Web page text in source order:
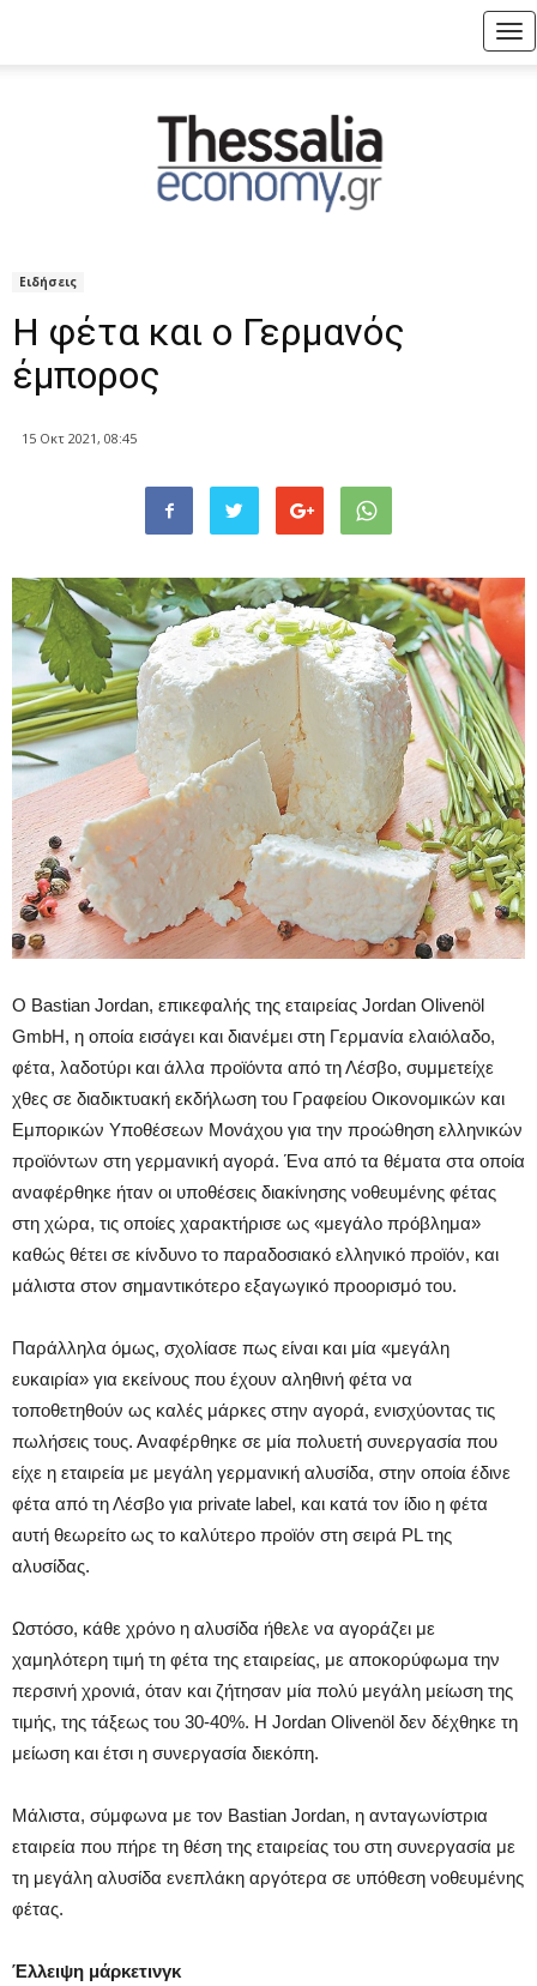
Ειδήσεις
Η φέτα και ο Γερμανός
έμπορος
15 Οκτ 2021, 08:45
Ο Bastian Jordan, επικεφαλής της εταιρείας Jordan Olivenöl
GmbH, η οποία εισάγει και διανέμει στη Γερμανία ελαιόλαδο,
φέτα, λαδοτύρι και άλλα προϊόντα από τη Λέσβο, συμμετείχε
χθες σε διαδικτυακή εκδήλωση του Γραφείου Οικονομικών και
Εμπορικών Υποθέσεων Μονάχου για την προώθηση ελληνικών
προϊόντων στη γερμανική αγορά. Ένα από τα θέματα στα οποία
αναφέρθηκε ήταν οι υποθέσεις διακίνησης νοθευμένης φέτας
στη χώρα, τις οποίες χαρακτήρισε ως «μεγάλο πρόβλημα»
καθώς θέτει σε κίνδυνο το παραδοσιακό ελληνικό προϊόν, και
μάλιστα στον σημαντικότερο εξαγωγικό προορισμό του.
Παράλληλα όμως, σχολίασε πως είναι και μία «μεγάλη
ευκαιρία» για εκείνους που έχουν αληθινή φέτα να
τοποθετηθούν ως καλές μάρκες στην αγορά, ενισχύοντας τις
πωλήσεις τους. Αναφέρθηκε σε μία πολυετή συνεργασία που
είχε η εταιρεία με μεγάλη γερμανική αλυσίδα, στην οποία έδινε
φέτα από τη Λέσβο για private label, και κατά τον ίδιο η φέτα
αυτή θεωρείτο ως το καλύτερο προϊόν στη σειρά PL της
αλυσίδας.
Ωστόσο, κάθε χρόνο η αλυσίδα ήθελε να αγοράζει με
χαμηλότερη τιμή τη φέτα της εταιρείας, με αποκορύφωμα την
περσινή χρονιά, όταν και ζήτησαν μία πολύ μεγάλη μείωση της
τιμής, της τάξεως του 30-40%. Η Jordan Olivenöl δεν δέχθηκε τη
μείωση και έτσι η συνεργασία διεκόπη.
Μάλιστα, σύμφωνα με τον Bastian Jordan, η ανταγωνίστρια
εταιρεία που πήρε τη θέση της εταιρείας του στη συνεργασία με
τη μεγάλη αλυσίδα ενεπλάκη αργότερα σε υπόθεση νοθευμένης
φέτας.
Έλλειψη μάρκετινγκ